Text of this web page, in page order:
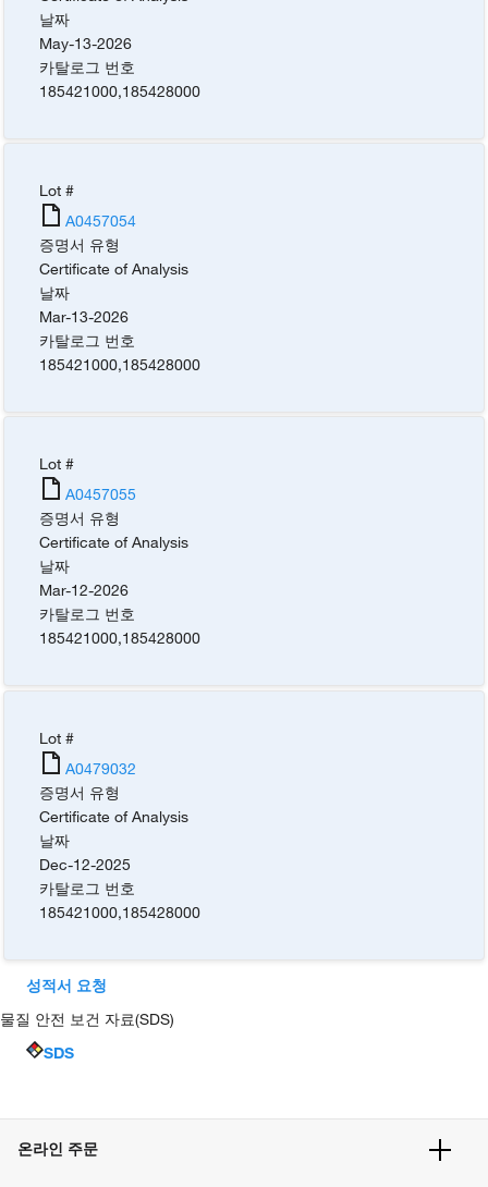
날짜
May-13-2026
카탈로그 번호
185421000,185428000
Lot #
A0457054
증명서 유형
Certificate of Analysis
날짜
Mar-13-2026
카탈로그 번호
185421000,185428000
Lot #
A0457055
증명서 유형
Certificate of Analysis
날짜
Mar-12-2026
카탈로그 번호
185421000,185428000
Lot #
A0479032
증명서 유형
Certificate of Analysis
날짜
Dec-12-2025
카탈로그 번호
185421000,185428000
성적서 요청
물질 안전 보건 자료(SDS)
SDS
온라인 주문